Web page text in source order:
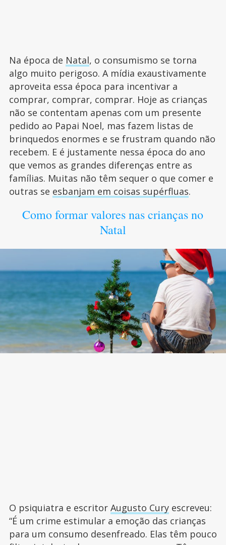
Na época de Natal, o consumismo se torna
algo muito perigoso. A mídia exaustivamente
aproveita essa época para incentivar a
comprar, comprar, comprar. Hoje as crianças
não se contentam apenas com um presente
pedido ao Papai Noel, mas fazem listas de
brinquedos enormes e se frustram quando não
recebem. E é justamente nessa época do ano
que vemos as grandes diferenças entre as
famílias. Muitas não têm sequer o que comer e
outras se esbanjam em coisas supérfluas.
Como formar valores nas crianças no
Natal
O psiquiatra e escritor Augusto Curyescreveu:
“É um crime estimular a emoção das crianças
para um consumo desenfreado. Elas têm pouco